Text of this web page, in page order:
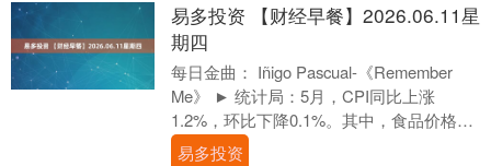
易多投资 【财经早餐】2026.06.11星
期四
每日金曲： Iñigo Pascual-《Remember
Me》 ► 统计局：5月，CPI同比上涨
1.2%，环比下降0.1%。其中，食品价格下
降1.7%，同比....
易多投资